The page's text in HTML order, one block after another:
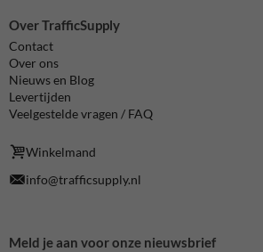
Over TrafficSupply
Contact
Over ons
Nieuws en Blog
Levertijden
Veelgestelde vragen / FAQ
Winkelmand
info@trafficsupply.nl
Meld je aan voor onze nieuwsbrief